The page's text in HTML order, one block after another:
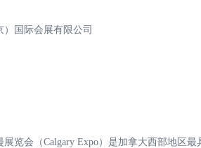
国际会展有限公司
展览会（Calgary Expo）是加拿大西部地区